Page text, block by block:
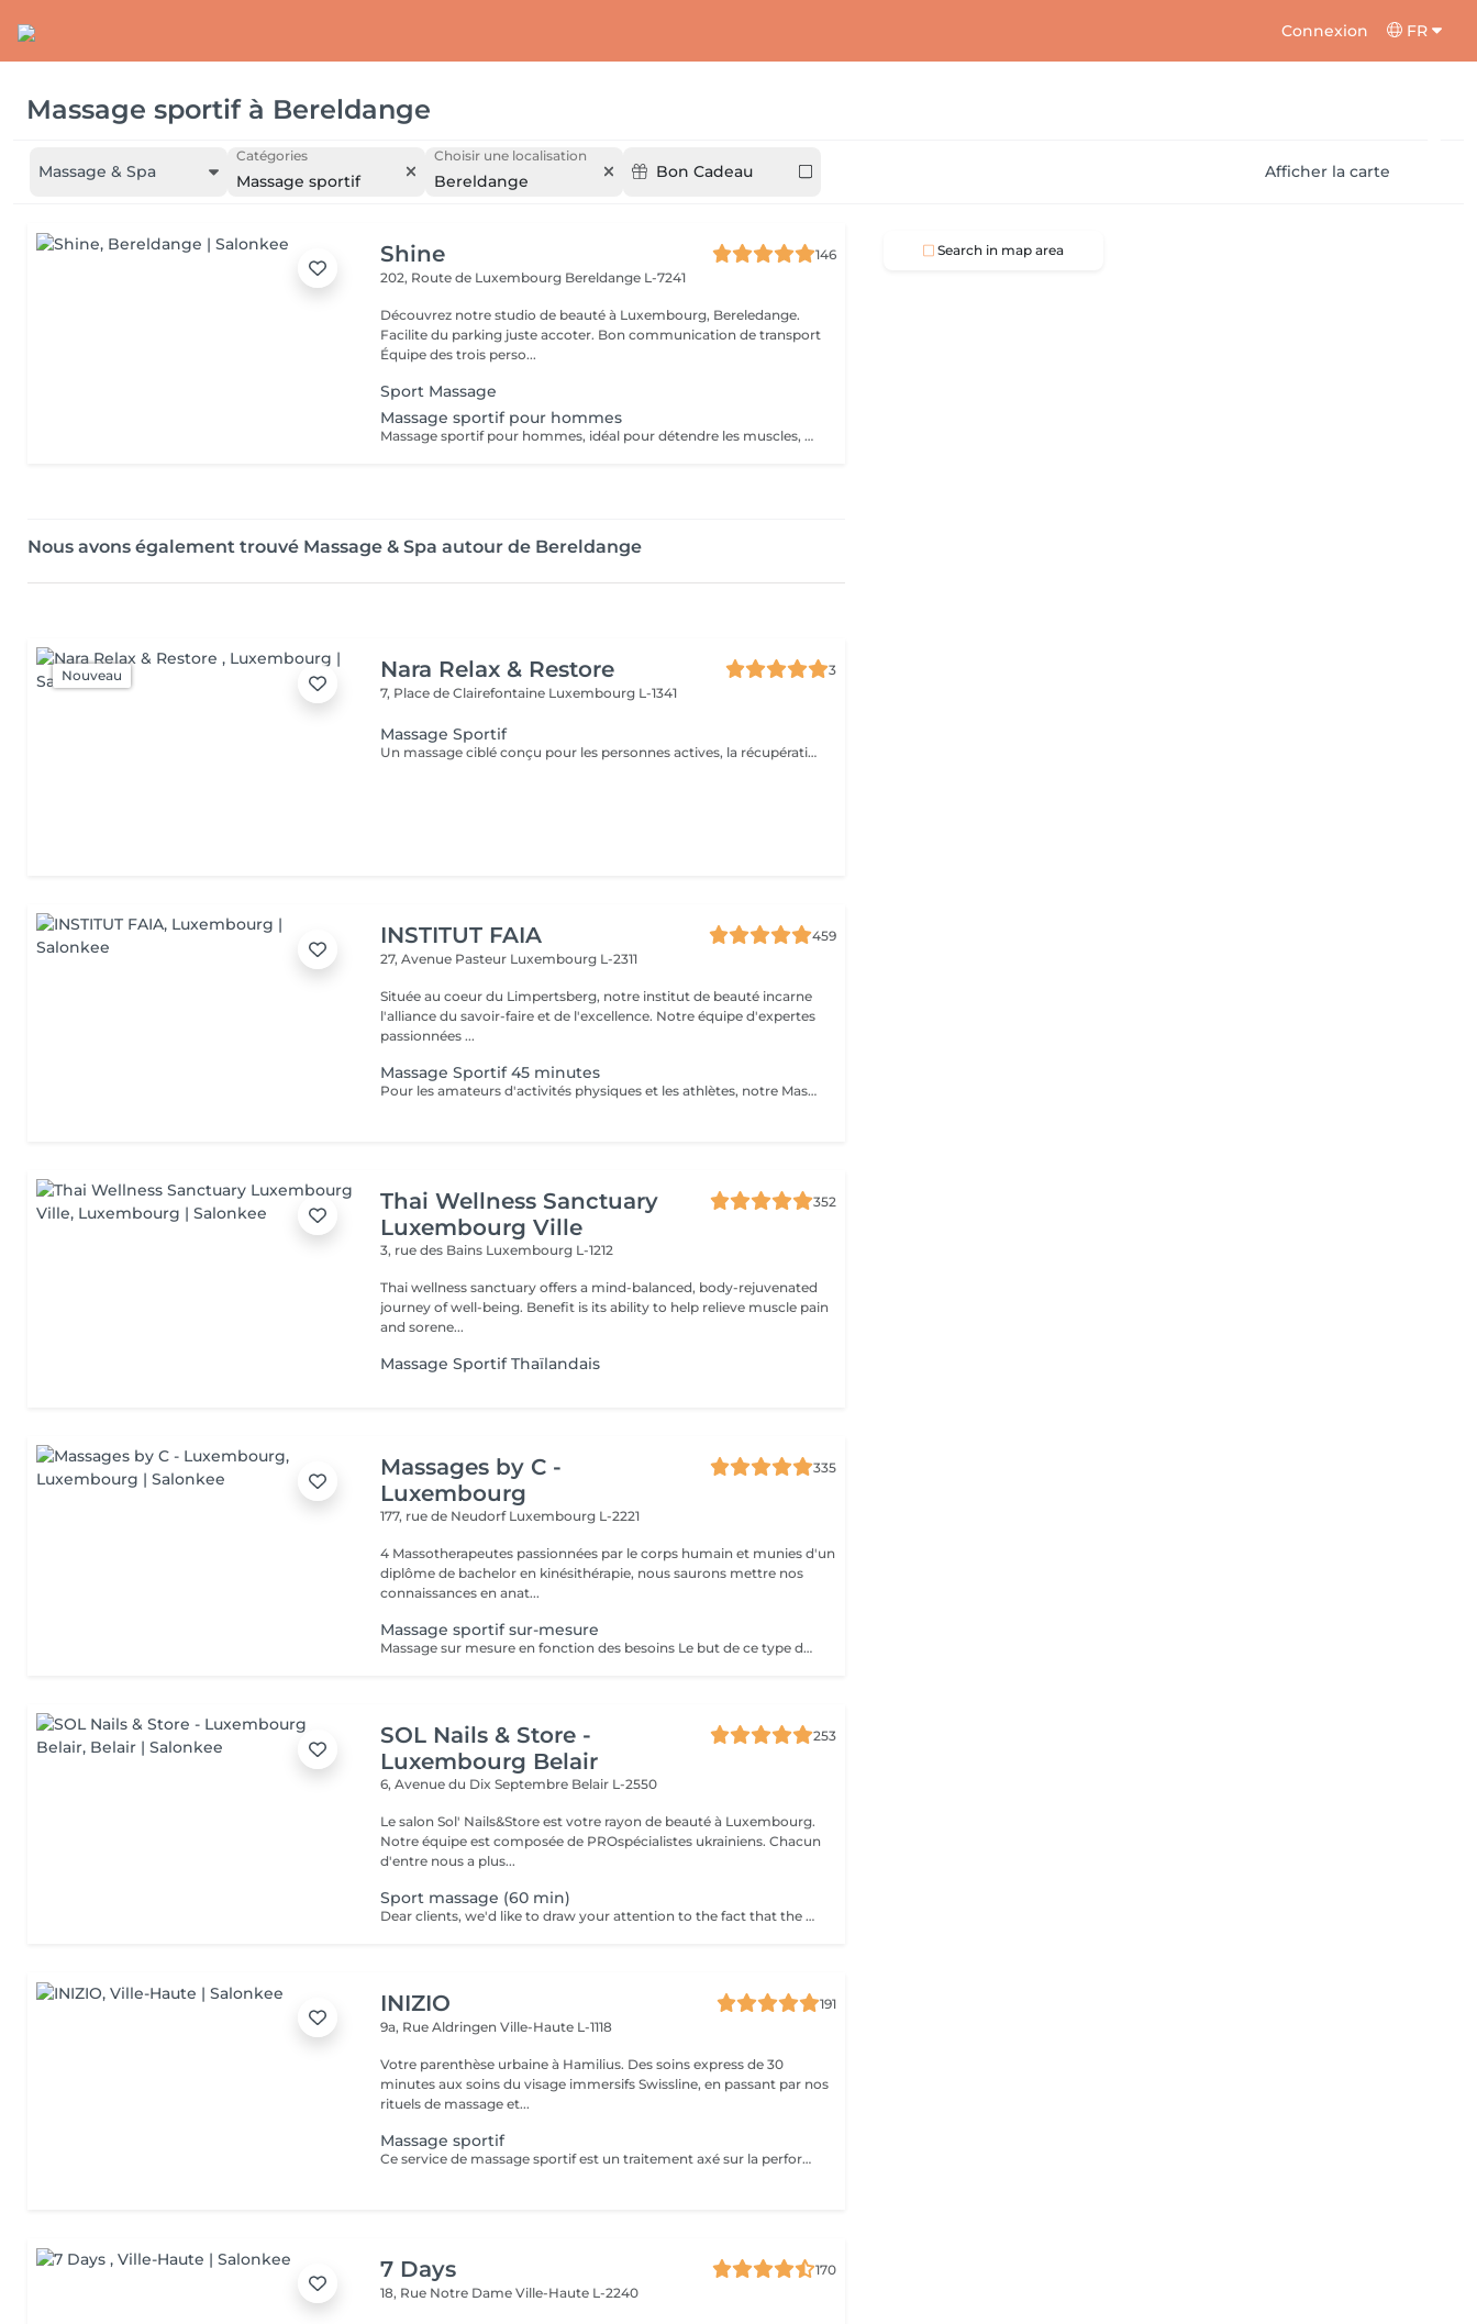
Connexion FR
Massage sportif à Bereldange
Massage & Spa
Catégories
Massage sportif
Choisir une localisation
Bereldange Bon Cadeau Afficher la carte
Shine
146
202, Route de Luxembourg Bereldange L-7241
Découvrez notre studio de beauté à Luxembourg, Bereledange.
Facilite du parking juste accoter. Bon communication de transport
Équipe des trois perso...
Sport Massage
Massage sportif pour hommes
Massage sportif pour hommes, idéal pour détendre les muscles, améliorer la récupération et réduire les tensions. Recommandé après le sport, le travail physique ou en cas de fatigue musculaire.
Nous avons également trouvé Massage & Spa autour de Bereldange
Nouveau Nara Relax & Restore
3
7, Place de Clairefontaine Luxembourg L-1341
Massage Sportif
Un massage ciblé conçu pour les personnes actives, la récupération sportive et l'entretien musculaire. Grâce à des techniques de pression plus profondes, ce soin aide à relâcher les tensions musculaires, réduire les raideurs, améliorer la souplesse et favoriser une récupération optimale après l'effort.
INSTITUT FAIA
459
27, Avenue Pasteur Luxembourg L-2311
Située au coeur du Limpertsberg, notre institut de beauté incarne
l'alliance du savoir-faire et de l'excellence. Notre équipe d'expertes
passionnées ...
Massage Sportif 45 minutes
Pour les amateurs d'activités physiques et les athlètes, notre Massage Sportif est la clé pour optimiser la performance et récupérer plus rapidement. Nos thérapeutes spécialisés utilisent des techniques ciblées pour relâcher les tensions musculaires, améliorer la flexibilité et accélérer la récupération. Que vous soyez un sportif professionnel ou simplement actif, ce massage vous permet de rester au sommet de votre forme
Thai Wellness Sanctuary
Luxembourg Ville
352
3, rue des Bains Luxembourg L-1212
Thai wellness sanctuary offers a mind-balanced, body-rejuvenated
journey of well-being. Benefit is its ability to help relieve muscle pain
and sorene...
Massage Sportif Thaïlandais
Massages by C -
Luxembourg
335
177, rue de Neudorf Luxembourg L-2221
4 Massotherapeutes passionnées par le corps humain et munies d'un
diplôme de bachelor en kinésithérapie, nous saurons mettre nos
connaissances en anat...
Massage sportif sur-mesure
Massage sur mesure en fonction des besoins Le but de ce type de massage sera l'optimisation de la récupération musculaire entre les entraînements sportifs (circulation sanguine ramenée au coeur et muscles assouplis), le rythme sera élevé et la pression plus forte que lors d'un massage relaxant mais moins que pour un massage des tissus profonds
SOL Nails & Store -
Luxembourg Belair
253
6, Avenue du Dix Septembre Belair L-2550
Le salon Sol' Nails&Store est votre rayon de beauté à Luxembourg.
Notre équipe est composée de PROspécialistes ukrainiens. Chacun
d'entre nous a plus...
Sport massage (60 min)
Dear clients, we'd like to draw your attention to the fact that the actual massage time is indicated in parentheses next to the name of the massage. The duration list on the website includes time for room and client preparation. We strive to provide you with the highest quality and comfort. Thank you for your understanding.
INIZIO
191
9a, Rue AldringenVille-Haute L-1118
Votre parenthèse urbaine à Hamilius. Des soins express de 30
minutes aux soins du visage immersifs Swissline, en passant par nos
rituels de massage et...
Massage sportif
Ce service de massage sportif est un traitement axé sur la performance conçu pour les personnes actives, les athlètes ou toute personne qui s'entraîne régulièrement. Il combine des techniques profondes et ciblées avec un travail de mobilité pour préparer le corps avant l'exercice, accélérer la récupération après l'entraînement et s'attaquer à la tension musculaire spécifique ou aux schémas de surutilisation qui peuvent affecter la performance et augmenter le risque de blessure. Principaux avantages Prépare les muscles à l'activité physique en augmentant le flux sanguin, la flexibilité et l'amplitude des mouvements, aidant à prévenir les tensions et les blessures. Accélère la récupération en réduisant les douleurs musculaires, en éliminant les déchets métaboliques et en soulageant les tensions dans les zones généralement surchargées de travail telles que les jambes, les mollets et les épaules. Aide à corriger les déséquilibres et les problèmes de surutilisation en libérant les points de déclenchement et le fascia serré, en améliorant la posture, l'efficacité du mouvement et la performance sportive globale.
7 Days
170
18, Rue Notre DameVille-Haute L-2240
Search in map area